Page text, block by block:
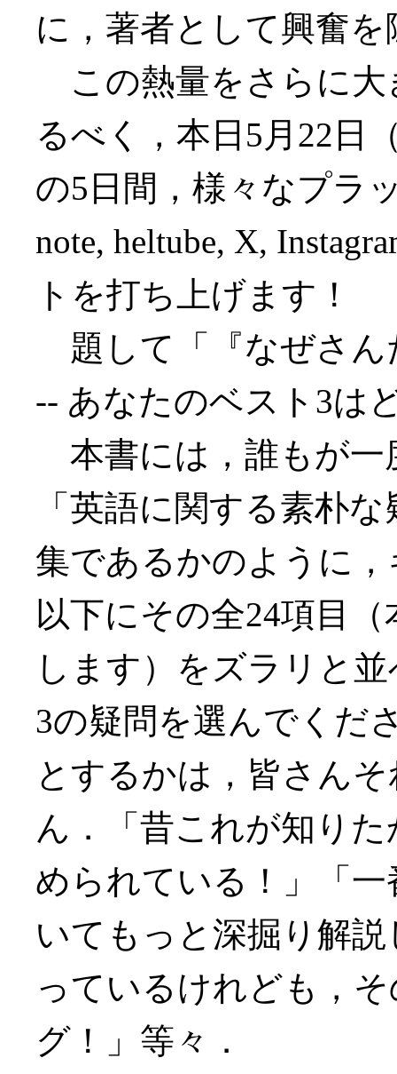
に，著者として興奮
この熱量をさらに大
るべく，本日5月22日
の5日間，様々なプラ
note, heltube, X,
トを打ち上げます！
題して「『なぜさん
-- あなたのベスト3は
本書には，誰もが一
「英語に関する素朴
集であるかのように
以下にその全24項目
します）をズラリと
3の疑問を選んでくだ
とするかは，皆さん
ん．「昔これが知り
められている！」「
いてもっと深掘り解
っているけれども，
グ！」等々．